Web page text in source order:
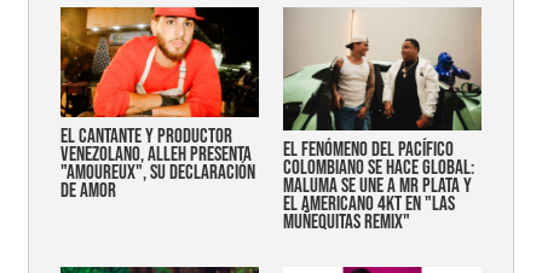
EL CANTANTE Y PRODUCTOR
VENEZOLANO, ALLEH PRESENTA
"AMOUREUX", SU DECLARACIÓN
DE AMOR
EL FENÓMENO DEL PACÍFICO
COLOMBIANO SE HACE GLOBAL:
MALUMA SE UNE A MR PLATA Y
EL AMERICANO 4KT EN "LAS
MUÑEQUITAS REMIX"